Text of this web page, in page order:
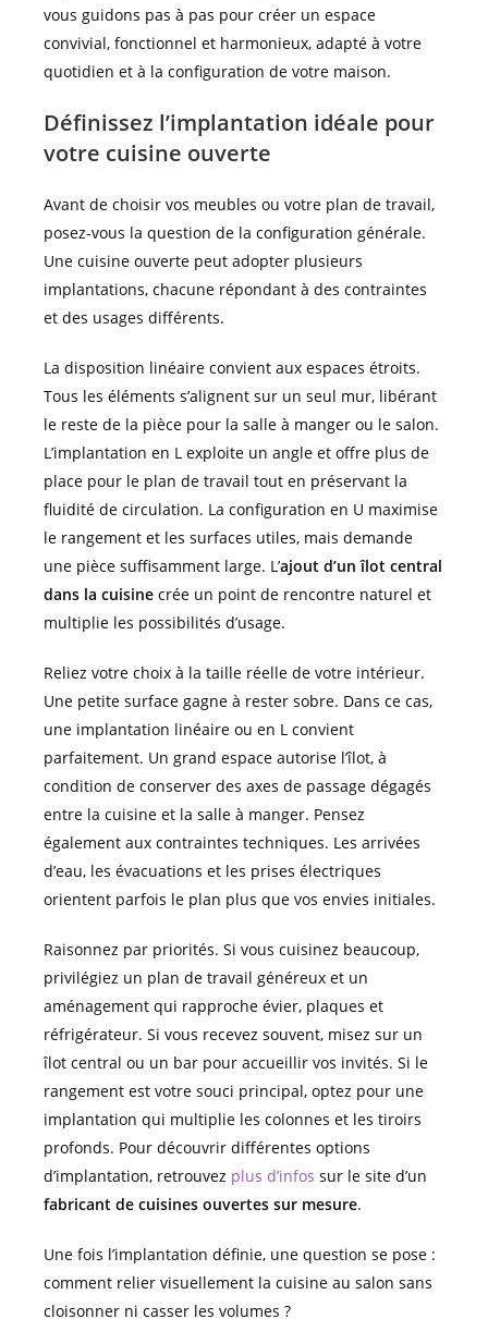
vous guidons pas à pas pour créer un espace
convivial, fonctionnel et harmonieux, adapté à votre
quotidien et à la configuration de votre maison.
Définissez l’implantation idéale pour
votre cuisine ouverte
Avant de choisir vos meubles ou votre plan de travail,
posez-vous la question de la configuration générale.
Une cuisine ouverte peut adopter plusieurs
implantations, chacune répondant à des contraintes
et des usages différents.
La disposition linéaire convient aux espaces étroits.
Tous les éléments s’alignent sur un seul mur, libérant
le reste de la pièce pour la salle à manger ou le salon.
L’implantation en L exploite un angle et offre plus de
place pour le plan de travail tout en préservant la
fluidité de circulation. La configuration en U maximise
le rangement et les surfaces utiles, mais demande
une pièce suffisamment large. L’ajout d’un îlot central
dans la cuisine crée un point de rencontre naturel et
multiplie les possibilités d’usage.
Reliez votre choix à la taille réelle de votre intérieur.
Une petite surface gagne à rester sobre. Dans ce cas,
une implantation linéaire ou en L convient
parfaitement. Un grand espace autorise l’îlot, à
condition de conserver des axes de passage dégagés
entre la cuisine et la salle à manger. Pensez
également aux contraintes techniques. Les arrivées
d’eau, les évacuations et les prises électriques
orientent parfois le plan plus que vos envies initiales.
Raisonnez par priorités. Si vous cuisinez beaucoup,
privilégiez un plan de travail généreux et un
aménagement qui rapproche évier, plaques et
réfrigérateur. Si vous recevez souvent, misez sur un
îlot central ou un bar pour accueillir vos invités. Si le
rangement est votre souci principal, optez pour une
implantation qui multiplie les colonnes et les tiroirs
profonds. Pour découvrir différentes options
d’implantation, retrouvez plus d’infos sur le site d’un
fabricant de cuisines ouvertes sur mesure.
Une fois l’implantation définie, une question se pose :
comment relier visuellement la cuisine au salon sans
cloisonner ni casser les volumes ?